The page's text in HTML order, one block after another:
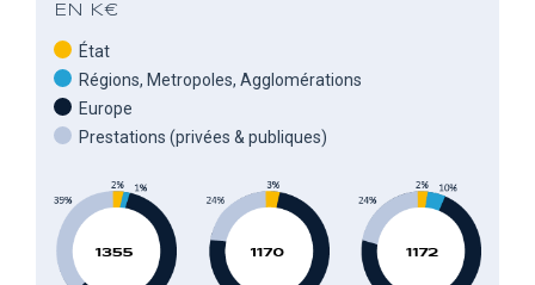
EN K€
État
Régions, Metropoles, Agglomérations
Europe
Prestations (privées & publiques)